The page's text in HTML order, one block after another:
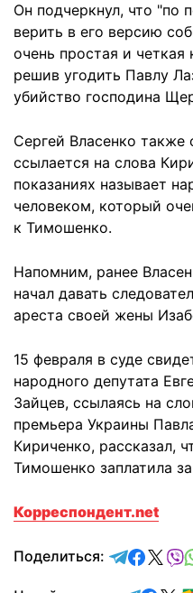
Он подчеркнул, что "по
верить в его версию
очень простая и
решив угодить Павлу
убийство господина
Сергей Власенко также
ссылается на слова
показаниях называет
человеком, который
к Тимошенко.
Напомним, ранее
начал давать
ареста своей жены
15 февраля в суде
народного депутата
Зайцев, ссылаясь на
премьера Украины
Кириченко, рассказал,
Тимошенко заплатила
Корреспондент.net
Поделиться: